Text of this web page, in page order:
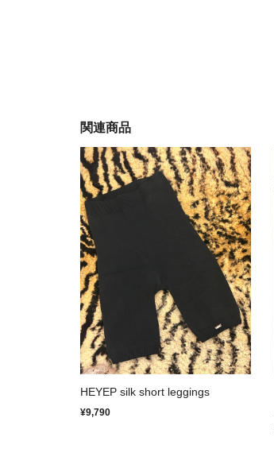
関連商品
HEYEP silk short leggings
¥9,790